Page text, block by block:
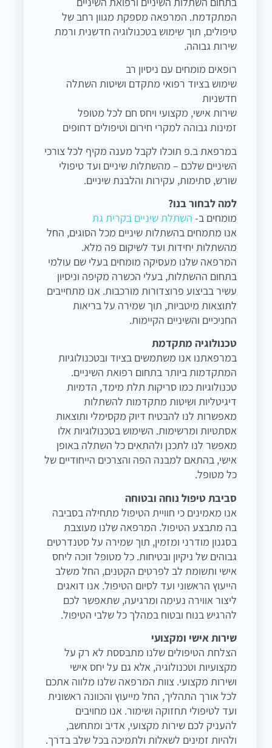
המתקדמת. המרפאה מספקת מגוון רחב של
טיפולים, תוך שימוש בטכנולוגיה חדשנית ורמת
שירות גבוהה.
רופאים מומחים עם ניסיון רב
שימוש בציוד רפואי מתקדם ושיטות השתלה
חדשניות
שירות אישי, מקצועי ויחס חם לכל מטופל
זמינות גבוהה למקרי חירום וטיפולים דחופים
במרפאת ב.פ תוכלו לקבל מענה מקיף לכל צורכי
השיניים שלכם – מהשתלות שיניים ועד טיפולי
שורש, סתימות, עקירות והלבנת שיניים.
למה לבחור בנו?
מומחים ב- השתלת שיניים בקרית גת
אנו מתמחים בהשתלות שיניים מכל הסוגים, החל
מהשתלות יחידות ועד לשיקום פה מלא.
המרפאה שלנו מעסיקה מומחים בעלי שם עולמי
בתחום ההשתלות, בעלי הכשרה מקיפה וניסיון
עשיר בביצוע פרוצדורות מורכבות. אנו מתחייבים
לתוצאות מיטביות, תוך שמירה על בריאות
החניכיים והשיניים הקיימות.
טכנולוגיה מתקדמת
במרפאתנו אנו משתמשים בציוד ובטכנולוגיות
המתקדמות ביותר בתחום רפואת השיניים.
טכנולוגיות כמו סריקות תלת מימד, הדמיות
דיגיטליות ושיטות מתקדמות להשתלות
מאפשרות לנו להבטיח דיוק מקסימלי ותוצאות
אסתטיות ומרשימות. השימוש בטכנולוגיות אלו
מאפשר לנו לתכנן ולהתאים כל השתלה באופן
אישי, בהתאם למבנה הפה והצרכים הייחודיים של
כל מטופל.
סביבת טיפול נוחה ובטוחה
אנו מאמינים כי חוויית הטיפול מתחילה בסביבה
בה מתבצע הטיפול. המרפאה שלנו מעוצבת
בסגנון מודרני ומזמין, תוך שמירה על סטנדרטים
גבוהים של ניקיון ובטיחות. כל מטופל זוכה ליחס
אישי ותשומת לב לפרטים הקטנים, החל משלב
הייעוץ הראשוני ועד לסיום הטיפול. אנו דואגים
ליצור אווירה נעימה ומרגיעה, שתאפשר לכם
להרגיש בנוח ובטוח במהלך כל שלבי הטיפול.
שירות אישי ומקצועי
הצלחת הטיפולים שלנו מתבססת לא רק על
מקצועיות וטכנולוגיה, אלא גם על יחס אישי
ושירות מקצועי. צוות המרפאה שלנו מלווה אתכם
לכל אורך התהליך, החל מייעוץ והכוונה ראשונית
ועד לטיפולי תחזוקה ושימור. אנו מחויבים
להעניק לכם שירות מקצועי, אדיב ומתחשב,
ולהיות זמינים לשאלות ולתמיכה בכל שלב בדרך.